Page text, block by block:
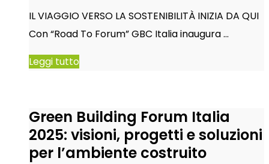
IL VIAGGIO VERSO LA SOSTENIBILITÀ INIZIA DA QUI
Con “Road To Forum” GBC Italia inaugura …
Leggi tutto
Green Building Forum Italia
2025: visioni, progetti e soluzioni
per l’ambiente costruito